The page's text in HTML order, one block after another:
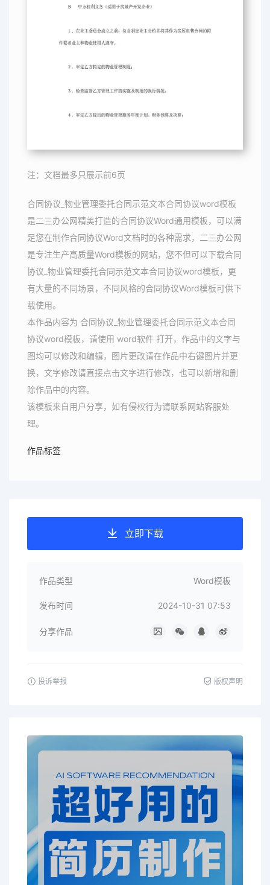
注：文档最多只展示前6页
合同协议_物业管理委托合同示范文本合同协议word模板
是二三办公网精美打造的合同协议Word通用模板，可以满
足您在制作合同协议Word文档时的各种需求，二三办公网
是专注生产高质量Word模板的网站，您不但可以下载合同
协议_物业管理委托合同示范文本合同协议word模板，更
有大量的不同场景，不同风格的合同协议Word模板可供下
载使用。
本作品内容为 合同协议_物业管理委托合同示范文本合同
协议word模板，请使用 word软件 打开，作品中的文字与
图均可以修改和编辑，图片更改请在作品中右键图片并更
换，文字修改请直接点击文字进行修改，也可以新增和删
除作品中的内容。
该模板来自用户分享，如有侵权行为请联系网站客服处
理。
作品标签
立即下载
作品类型 Word模板
发布时间 2024-10-31 07:53
分享作品
投诉举报 版权声明